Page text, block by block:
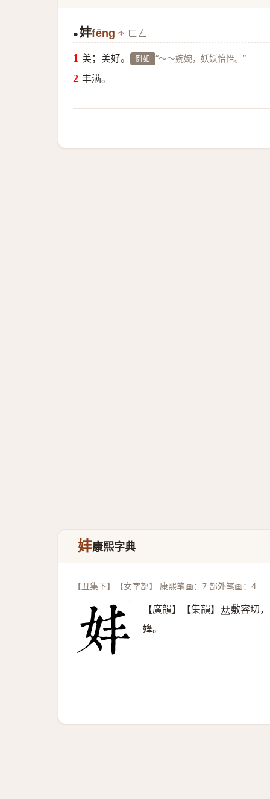
● 妦fēng ㄈㄥ
美；美好。 例如 “～～婉婉，妖妖怡怡。”
丰满。
妦康熙字典
【丑集下】【女字部】 康熙笔画：7 部外笔画：4
【廣韻】【集韻】 𠀤敷容切
㛔。